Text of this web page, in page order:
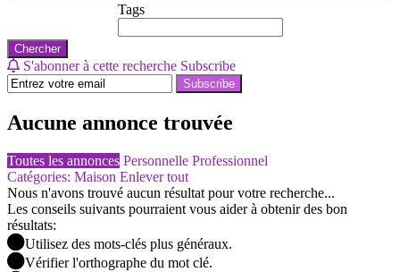
Tags
Chercher
S'abonner à cette recherche Subscribe
Subscribe
Aucune annonce trouvée
Toutes les annonces Personnelle Professionnel
Catégories: Maison Enlever tout
Nous n'avons trouvé aucun résultat pour votre recherche...
Les conseils suivants pourraient vous aider à obtenir des bon
résultats:
Utilisez des mots-clés plus généraux.
Vérifier l'orthographe du mot clé.